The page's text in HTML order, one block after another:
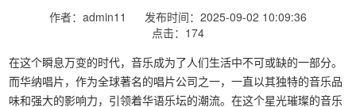
作者：admin11
发布时间：2025-09-02 10:09:36
点击：174
在这个瞬息万变的时代，音乐成为了人们生活中不可或缺的一部分。
而华纳唱片，作为全球著名的唱片公司之一，一直以其独特的音乐品
味和强大的影响力，引领着华语乐坛的潮流。在这个星光璀璨的音乐